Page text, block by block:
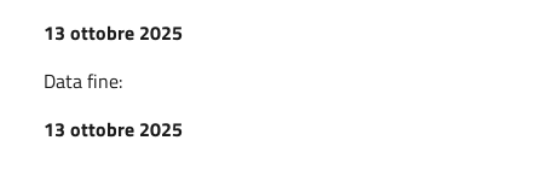
13 ottobre 2025
Data fine:
13 ottobre 2025